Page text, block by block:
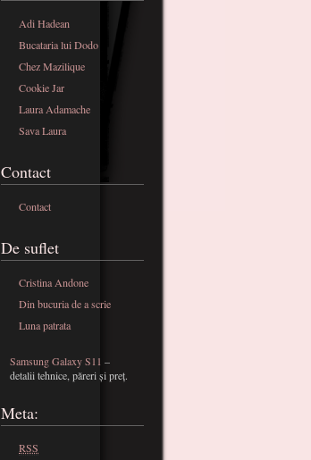
Adi Hadean
Bucataria lui Dodo
Chez Mazilique
Cookie Jar
Laura Adamache
Sava Laura
Contact
Contact
De suflet
Cristina Andone
Din bucuria de a scrie
Luna patrata
Samsung Galaxy S11 –
detalii tehnice, păreri și preț.
Meta:
RSS